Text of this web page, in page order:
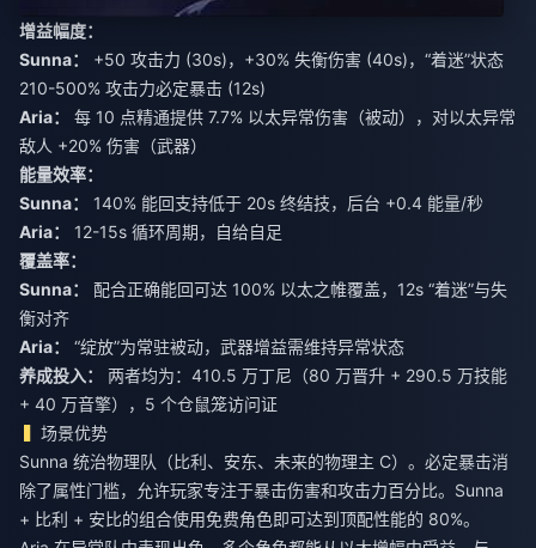
增益幅度：
Sunna：
+50 攻击力 (30s)，+30% 失衡伤害 (40s)，“着迷”状态
210-500% 攻击力必定暴击 (12s)
Aria：
每 10 点精通提供 7.7% 以太异常伤害（被动），对以太异常
敌人 +20% 伤害（武器）
能量效率：
Sunna：
140% 能回支持低于 20s 终结技，后台 +0.4 能量/秒
Aria：
12-15s 循环周期，自给自足
覆盖率：
Sunna：
配合正确能回可达 100% 以太之帷覆盖，12s “着迷”与失
衡对齐
Aria：
“绽放”为常驻被动，武器增益需维持异常状态
养成投入：
两者均为：410.5 万丁尼（80 万晋升 + 290.5 万技能
+ 40 万音擎），5 个仓鼠笼访问证
场景优势
Sunna 统治物理队（比利、安东、未来的物理主 C）。必定暴击消
除了属性门槛，允许玩家专注于暴击伤害和攻击力百分比。Sunna
+ 比利 + 安比的组合使用免费角色即可达到顶配性能的 80%。